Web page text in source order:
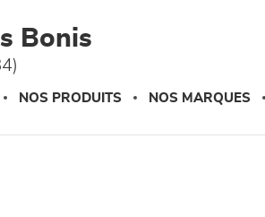
Bonis
NOS PRODUITS NOS MARQUES